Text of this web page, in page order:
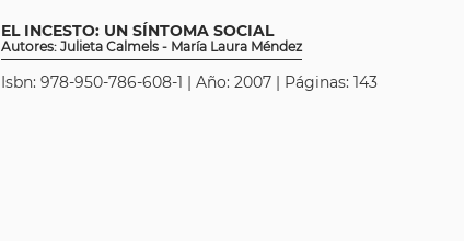
EL INCESTO: UN SÍNTOMA SOCIAL
Autores: Julieta Calmels - María Laura Méndez
Isbn: 978-950-786-608-1 | Año: 2007 | Páginas: 143